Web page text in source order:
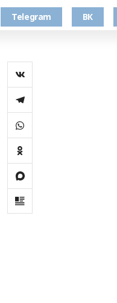
Telegram ВК